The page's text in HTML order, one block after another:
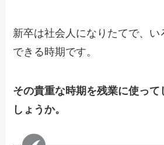
新卒は社会人になりたてで、い
できる時期です。
その貴重な時期を残業に使っ
しょうか。